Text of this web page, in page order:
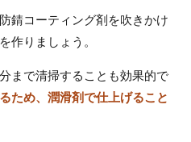
錆コーティング剤を吹きかけ
作りましょう。
まで清掃することも効果的で
ため、潤滑剤で仕上げること